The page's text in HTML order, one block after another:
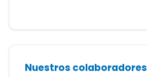
Nuestros colaboradores